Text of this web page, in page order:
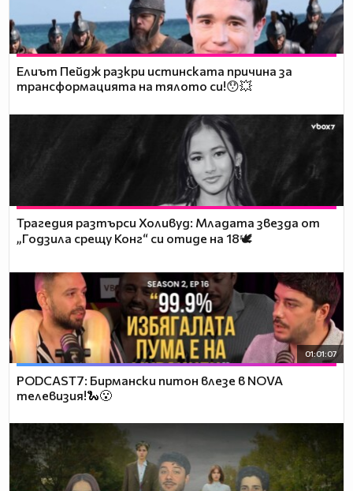
Елиът Пейдж разкри истинската причина за
трансформацията на тялото си!😯💥
Трагедия разтърси Холивуд: Младата звезда от
„Годзила срещу Конг“ си отиде на 18🕊️
01:01:07
PODCAST7: Бирмански питон влезе в NOVA
телевизия!🐍😮